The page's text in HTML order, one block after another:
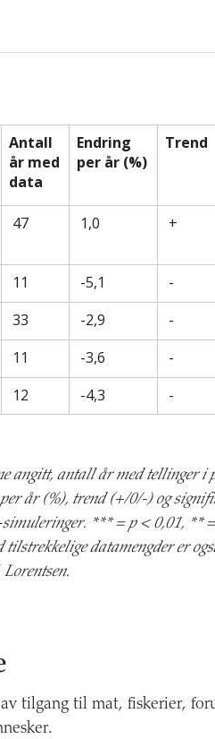
Antall
år med
data
Endring
per år (%)
Trend
47 1,0 +
11 -5,1 -
33 -2,9 -
11 -3,6 -
12 -4,3 -
angitt, antall år med tellinger i
år (%), trend (+/0/-) og
*** = p < 0,01, **
datamengder er
tilgang til mat, fiskerier,